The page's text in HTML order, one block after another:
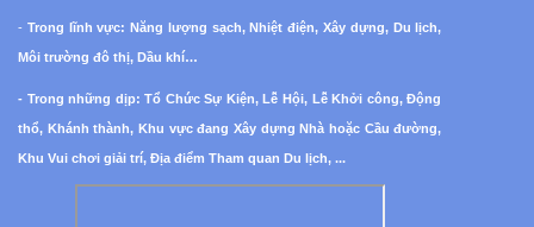
- Trong lĩnh vực: Năng lượng sạch, Nhiệt điện, Xây dựng, Du lịch,
Môi trường đô thị, Dầu khí…
- Trong những dịp: Tổ Chức Sự Kiện, Lễ Hội, Lễ Khởi công, Động
thổ, Khánh thành, Khu vực đang Xây dựng Nhà hoặc Cầu đường,
Khu Vui chơi giải trí, Địa điểm Tham quan Du lịch, ...